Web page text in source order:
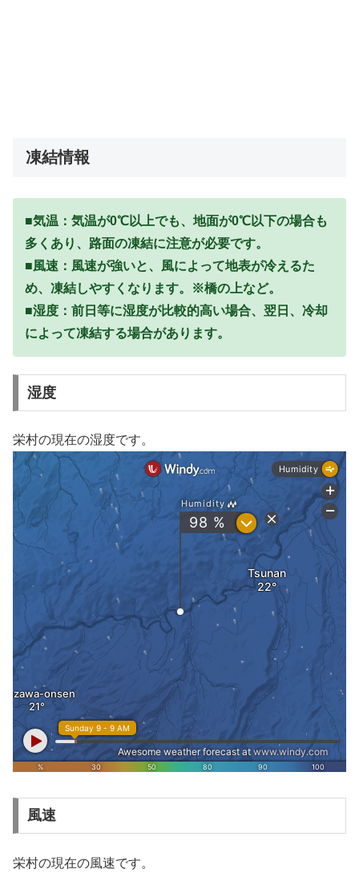
凍結情報
■気温：気温が0℃以上でも、地面が0℃以下の場合も
多くあり、路面の凍結に注意が必要です。
■風速：風速が強いと、風によって地表が冷えるた
め、凍結しやすくなります。※橋の上など。
■湿度：前日等に湿度が比較的高い場合、翌日、冷却
によって凍結する場合があります。
湿度
栄村の現在の湿度です。
風速
栄村の現在の風速です。